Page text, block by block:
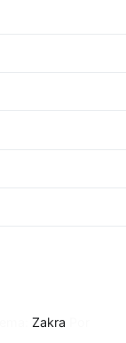
Zakra